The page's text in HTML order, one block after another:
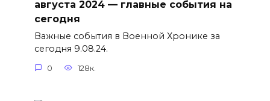
августа 2024 — главные события на
сегодня
Важные события в Военной Хронике за
сегодня 9.08.24.
0 128к.